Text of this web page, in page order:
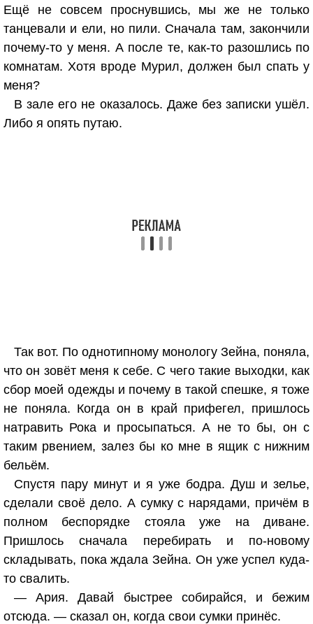
Ещё не совсем проснувшись, мы же не только
танцевали и ели, но пили. Сначала там, закончили
почему-то у меня. А после те, как-то разошлись по
комнатам. Хотя вроде Мурил, должен был спать у
меня?
В зале его не оказалось. Даже без записки ушёл.
Либо я опять путаю.
Так вот. По однотипному монологу Зейна, поняла,
что он зовёт меня к себе. С чего такие выходки, как
сбор моей одежды и почему в такой спешке, я тоже
не поняла. Когда он в край прифегел, пришлось
натравить Рока и просыпаться. А не то бы, он с
таким рвением, залез бы ко мне в ящик с нижним
бельём.
Спустя пару минут и я уже бодра. Душ и зелье,
сделали своё дело. А сумку с нарядами, причём в
полном беспорядке стояла уже на диване.
Пришлось сначала перебирать и по-новому
складывать, пока ждала Зейна. Он уже успел куда-
то свалить.
— Ария. Давай быстрее собирайся, и бежим
отсюда. — сказал он, когда свои сумки принёс.